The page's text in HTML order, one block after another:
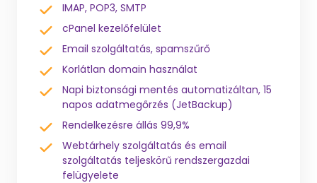
IMAP, POP3, SMTP
cPanel kezelőfelület
Email szolgáltatás, spamszűrő
Korlátlan domain használat
Napi biztonsági mentés automatizáltan, 15
napos adatmegőrzés (JetBackup)
Rendelkezésre állás 99,9%
Webtárhely szolgáltatás és email
szolgáltatás teljeskörű rendszergazdai
felügyelete